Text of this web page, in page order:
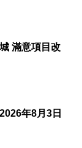
滿意項目改
年8月3日